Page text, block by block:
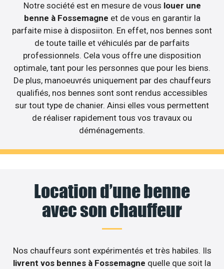
Notre société est en mesure de vous louer une
benne à Fossemagne et de vous en garantir la
parfaite mise à disposiiton. En effet, nos bennes sont
de toute taille et véhiculés par de parfaits
professionnels. Cela vous offre une disposition
optimale, tant pour les personnes que pour les biens.
De plus, manoeuvrés uniquement par des chauffeurs
qualifiés, nos bennes sont sont rendus accessibles
sur tout type de chanier. Ainsi elles vous permettent
de réaliser rapidement tous vos travaux ou
déménagements.
Location d’une benne
avec son chauffeur
Nos chauffeurs sont expérimentés et très habiles. Ils
livrent vos bennes à Fossemagne quelle que soit la